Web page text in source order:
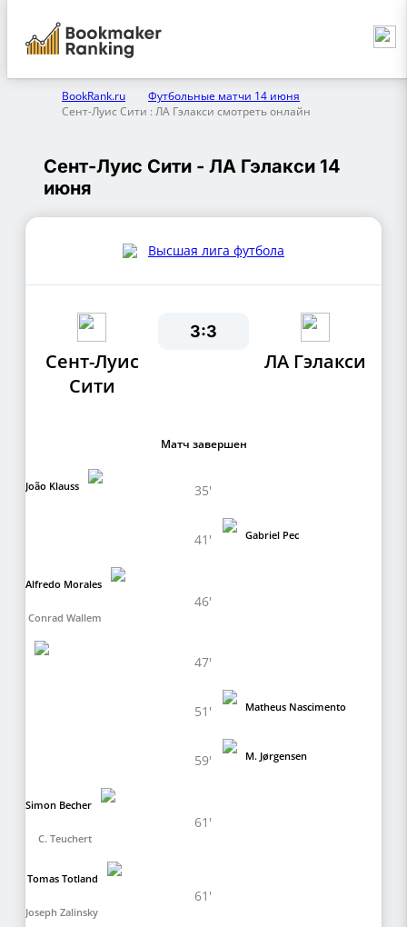
BookRank.ru
Футбольные матчи 14 июня
Сент-Луис Сити : ЛА Гэлакси смотреть онлайн
Сент-Луис Сити - ЛА Гэлакси 14
июня
Высшая лига футбола
Сент-Луис
Сити
3:3
ЛА Гэлакси
Матч завершен
João Klauss 35'
41' Gabriel Pec
Conrad Wallem
Alfredo Morales
46'
47'
51' Matheus Nascimento
59' M. Jørgensen
C. Teuchert
Simon Becher
61'
Joseph Zalinsky
Tomas Totland
61'